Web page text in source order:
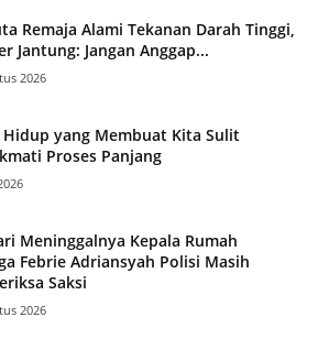
Remaja Alami Tekanan Darah Tinggi,
Jantung: Jangan Anggap...
2026
Hidup yang Membuat Kita Sulit
Proses Panjang
Meninggalnya Kepala Rumah
Febrie Adriansyah Polisi Masih
Saksi
2026